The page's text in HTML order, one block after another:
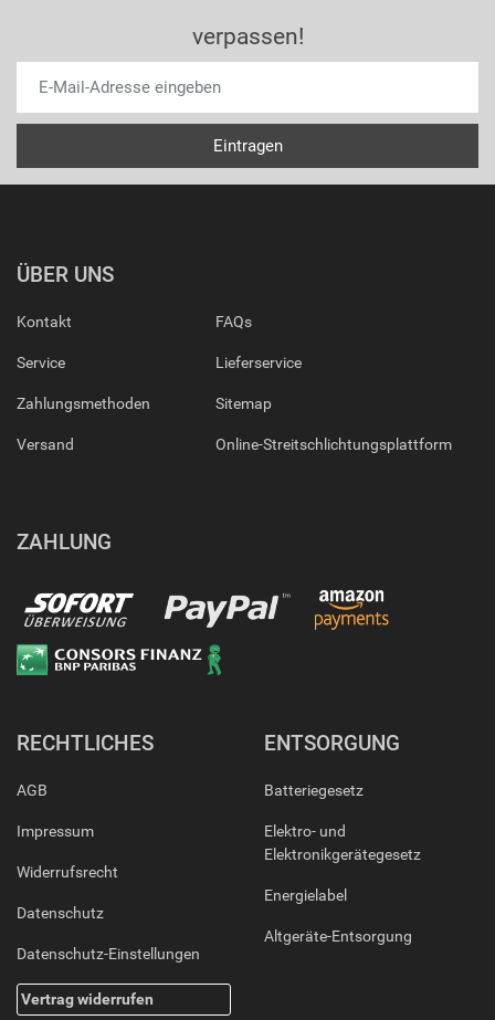
verpassen!
ÜBER UNS
Kontakt
Service
Zahlungsmethoden
Versand
FAQs
Lieferservice
Sitemap
Online-Streitschlichtungsplattform
ZAHLUNG
RECHTLICHES
AGB
Impressum
Widerrufsrecht
Datenschutz
Datenschutz-Einstellungen
Vertrag widerrufen
ENTSORGUNG
Batteriegesetz
Elektro- und
Elektronikgerätegesetz
Energielabel
Altgeräte-Entsorgung